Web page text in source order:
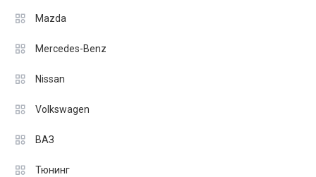
Mazda
Mercedes-Benz
Nissan
Volkswagen
ВАЗ
Тюнинг